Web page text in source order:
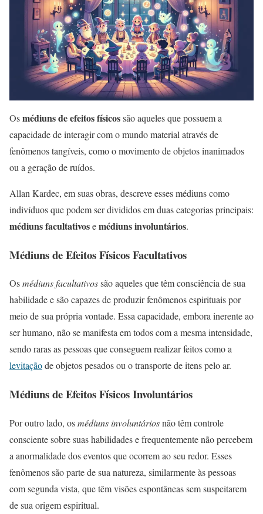
Osmédiuns de efeitos físicossão aqueles que possuem a
capacidade de interagir com o mundo material através de
fenômenos tangíveis, como o movimento de objetos inanimados
ou a geração de ruídos.
Allan Kardec, em suas obras, descreve esses médiuns como
indivíduos que podem ser divididos em duas categorias principais:
médiuns facultativosemédiuns involuntários.
Médiuns de Efeitos Físicos Facultativos
Osmédiuns facultativossão aqueles que têm consciência de sua
habilidade e são capazes de produzir fenômenos espirituais por
meio de sua própria vontade. Essa capacidade, embora inerente ao
ser humano, não se manifesta em todos com a mesma intensidade,
sendo raras as pessoas que conseguem realizar feitos como a
levitaçãode objetos pesados ou o transporte de itens pelo ar.
Médiuns de Efeitos Físicos Involuntários
Por outro lado, osmédiuns involuntáriosnão têm controle
consciente sobre suas habilidades e frequentemente não percebem
a anormalidade dos eventos que ocorrem ao seu redor. Esses
fenômenos são parte de sua natureza, similarmente às pessoas
com segunda vista, que têm visões espontâneas sem suspeitarem
de sua origem espiritual.